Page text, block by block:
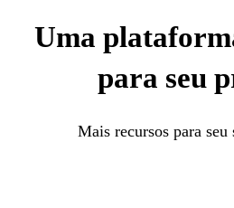
Uma
para seu
Mais recursos para seu